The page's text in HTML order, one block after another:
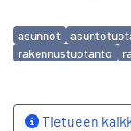
Avainsanat
asunnot
rakennustuotanto
Tietueen